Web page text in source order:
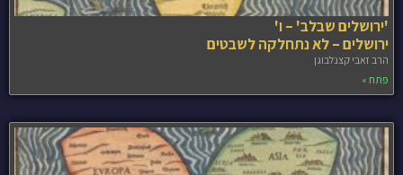
'ירושלים שבלב' – ו'
ירושלים – לא נתחלקה לשבטים
הרב זאבי קצנלבוגן
פתח »